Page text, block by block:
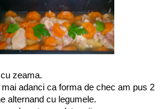
zeama.
mai adanci ca forma de chec am pus 2
alternand cu legumele.